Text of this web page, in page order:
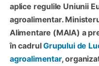
aplice regulile Uniunii
agroalimentar.
Alimentare (MAIA) a
în cadrulGrupului de
agroalimentar,